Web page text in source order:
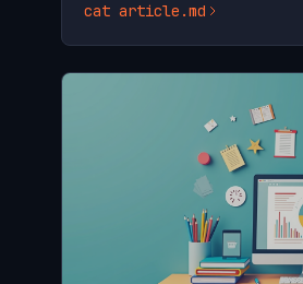
cat article.md